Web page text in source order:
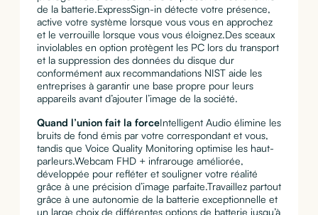
de la batterie.ExpressSign-in détecte votre présence,
active votre système lorsque vous vous en approchez
et le verrouille lorsque vous vous éloignez.Des sceaux
inviolables en option protègent les PC lors du transport
et la suppression des données du disque dur
conformément aux recommandations NIST aide les
entreprises à garantir une base propre pour leurs
appareils avant d’ajouter l’image de la société.
Quand l’union fait la forceIntelligent Audio élimine les
bruits de fond émis par votre correspondant et vous,
tandis que Voice Quality Monitoring optimise les haut-
parleurs.Webcam FHD + infrarouge améliorée,
développée pour refléter et souligner votre réalité
grâce à une précision d’image parfaite.Travaillez partout
grâce à une autonomie de la batterie exceptionnelle et
un large choix de différentes options de batterie jusqu’à